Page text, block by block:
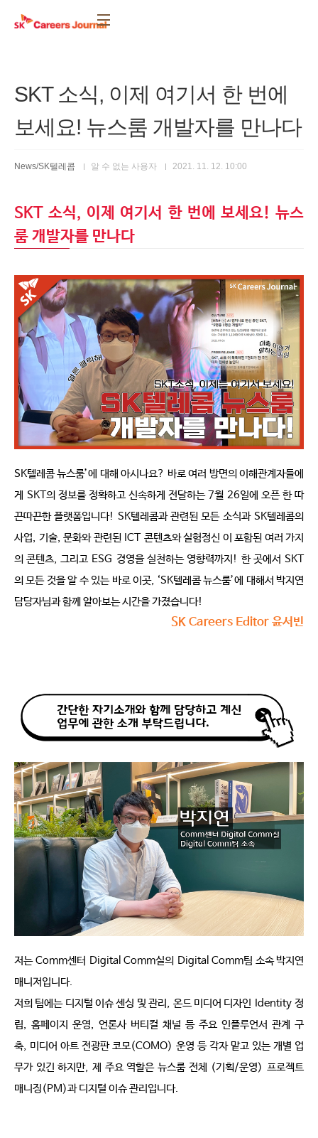
SKT 소식, 이제 여기서 한 번에
보세요! 뉴스룸 개발자를 만나다
News/SK텔레콤 알 수 없는 사용자 2021. 11. 12. 10:00
SKT 소식, 이제 여기서 한 번에 보세요! 뉴스
룸 개발자를 만나다
SK텔레콤 뉴스룸’에 대해 아시나요? 바로 여러 방면의 이해관계자들에
게 SKT의 정보를 정확하고 신속하게 전달하는 7월 26일에 오픈 한 따
끈따끈한 플랫폼입니다! SK텔레콤과 관련된 모든 소식과 SK텔레콤의
사업, 기술, 문화와 관련된 ICT 콘텐츠와 실험정신 이 포함된 여러 가지
의 콘텐츠, 그리고 ESG 경영을 실천하는 영향력까지 ! 한 곳에서 SKT
의 모든 것을 알 수 있는 바로 이곳, ‘SK텔레콤 뉴스룸’에 대해서 박지연
담당자님과 함께 알아보는 시간을 가졌습니다!
SK Careers Editor 윤서빈
저는 Comm센터 Digital Comm실의 Digital Comm팀 소속 박지연
매니저입니다.
저희 팀에는 디지털 이슈 센싱 및 관리 , 온드 미디어 디자인 Identity 정
립, 홈페이지 운영, 언론사 버티컬 채널 등 주요 인플루언서 관계 구
축, 미디어 아트 전광판 코모(COMO) 운영 등 각자 맡고 있는 개별 업
무가 있긴 하지만, 제 주요 역할은 뉴스룸 전체 (기획/운영) 프로젝트
매니징(PM)과 디지털 이슈 관리입니다.